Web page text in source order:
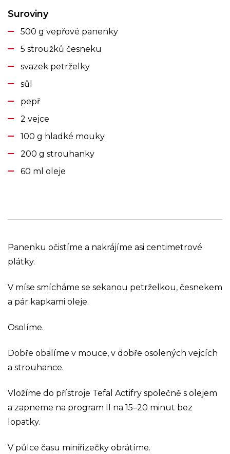
Suroviny
500 g vepřové panenky
5 stroužků česneku
svazek petrželky
sůl
pepř
2 vejce
100 g hladké mouky
200 g strouhanky
60 ml oleje
Panenku očistíme a nakrájíme asi centimetrové
plátky.
V míse smícháme se sekanou petrželkou, česnekem
a pár kapkami oleje.
Osolíme.
Dobře obalíme v mouce, v dobře osolených vejcích
a strouhance.
Vložíme do přístroje Tefal Actifry společně s olejem
a zapneme na program II na 15–20 minut bez
lopatky.
V půlce času miniřízečky obrátíme.